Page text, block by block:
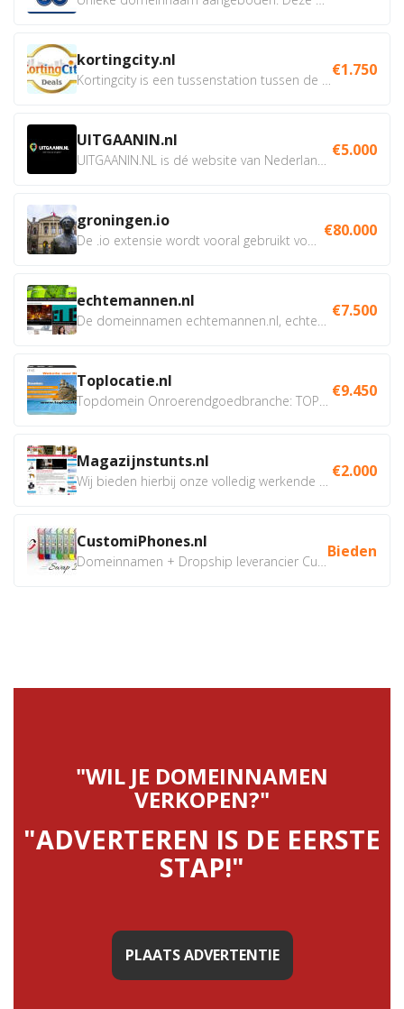
kortingcity.nl €1.750
UITGAANIN.nl €5.000
groningen.io €80.000
echtemannen.nl €7.500
Toplocatie.nl €9.450
Magazijnstunts.nl €2.000
CustomiPhones.nl Bieden
"WIL JE DOMEINNAMEN
VERKOPEN?"
"ADVERTEREN IS DE EERSTE
STAP!"
PLAATS ADVERTENTIE